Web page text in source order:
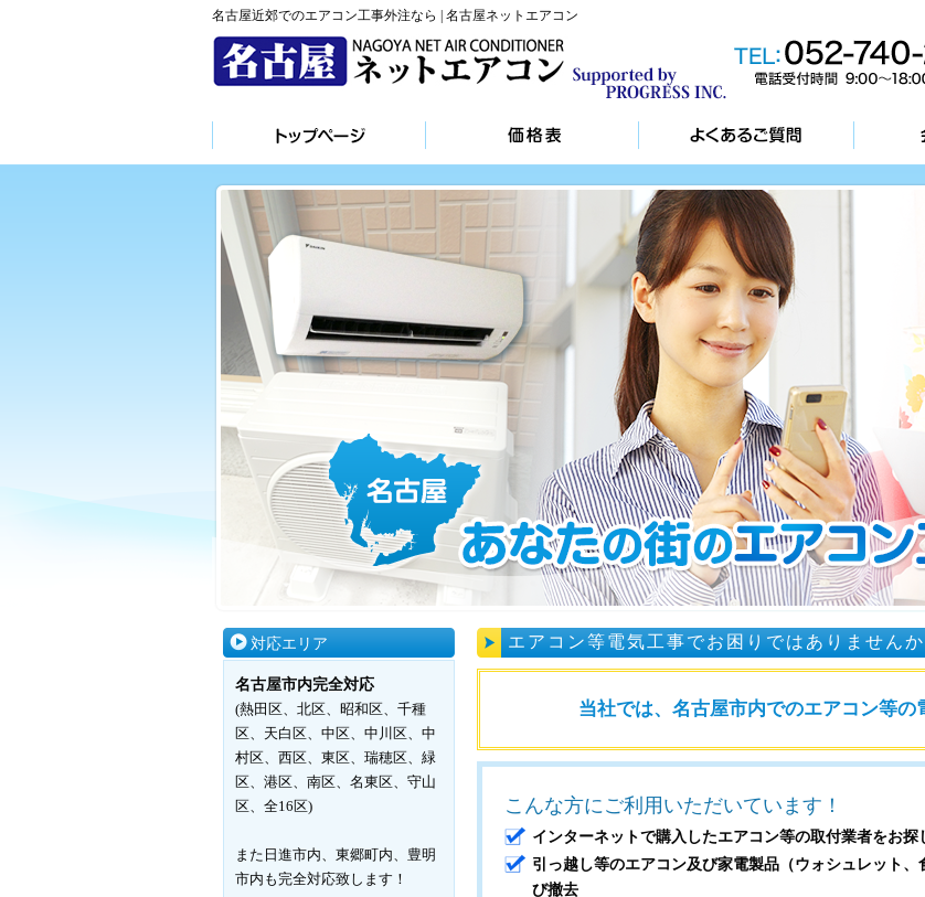
名古屋近郊でのエアコン工事外注なら | 名古屋ネットエアコン
エアコン等電気工事でお困りではありませんか
当社では、名古屋市内でのエアコン等の
こんな方にご利用いただいています！
インターネットで購入したエアコン等の取付業者をお探
引っ越し等のエアコン及び家電製品（ウォシュレット
び撤去
対応エリア
名古屋市内完全対応
(熱田区、北区、昭和区、千種
区、天白区、中区、中川区、中
村区、西区、東区、瑞穂区、緑
区、港区、南区、名東区、守山
区、全16区)
また日進市内、東郷町内、豊明
市内も完全対応致します！